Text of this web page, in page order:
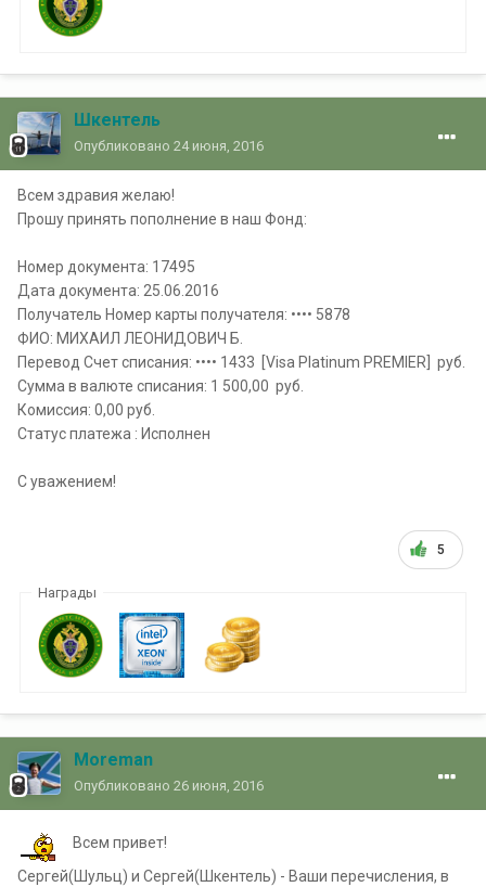
Шкентель
Опубликовано 24 июня, 2016
Всем здравия желаю!
Прошу принять пополнение в наш Фонд:
Номер документа: 17495
Дата документа: 25.06.2016
Получатель Номер карты получателя: •••• 5878
ФИО: МИХАИЛ ЛЕОНИДОВИЧ Б.
Перевод Счет списания: •••• 1433 [Visa Platinum PREMIER] руб.
Сумма в валюте списания: 1 500,00 руб.
Комиссия: 0,00 руб.
Статус платежа : Исполнен
С уважением!
5
Награды
Moreman
Опубликовано 26 июня, 2016
Всем привет!
Сергей(Шульц) и Сергей(Шкентель) - Ваши перечисления, в